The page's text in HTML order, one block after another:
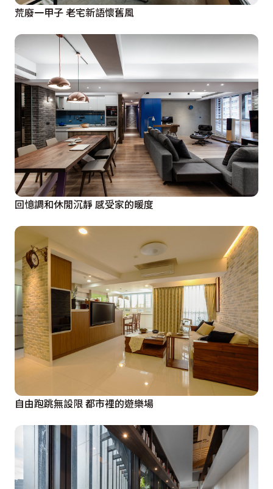
荒廢一甲子 老宅新語懷舊風
回憶調和休閒沉靜 感受家的暖度
自由跑跳無設限 都市裡的遊樂場